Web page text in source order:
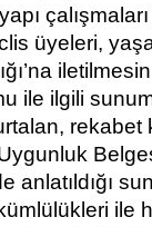
üyeleri,
ile ilgili
rekabet
anlatıldığı
ile